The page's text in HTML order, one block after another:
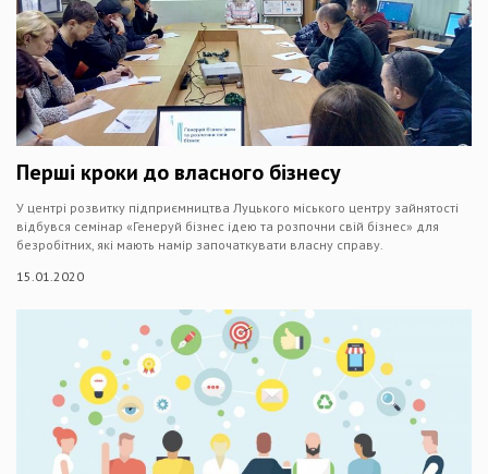
Перші кроки до власного бізнесу
У центрі розвитку підприємництва Луцького міського центру зайнятості
відбувся семінар «Генеруй бізнес ідею та розпочни свій бізнес» для
безробітних, які мають намір започаткувати власну справу.
15.01.2020